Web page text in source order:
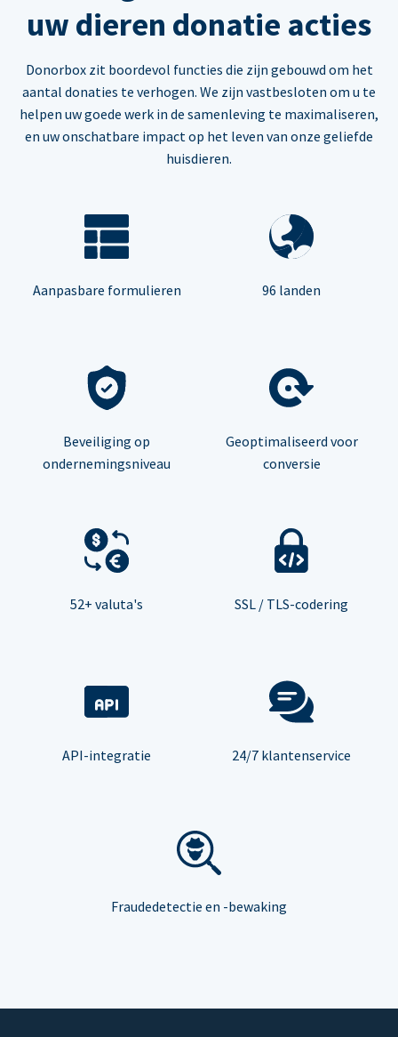
uw dieren donatie acties
Donorbox zit boordevol functies die zijn gebouwd om het
aantal donaties te verhogen. We zijn vastbesloten om u te
helpen uw goede werk in de samenleving te maximaliseren,
en uw onschatbare impact op het leven van onze geliefde
huisdieren.
Aanpasbare formulieren 96 landen
Beveiliging op
ondernemingsniveau
Geoptimaliseerd voor
conversie
52+ valuta's SSL / TLS-codering
API-integratie 24/7 klantenservice
Fraudedetectie en -bewaking